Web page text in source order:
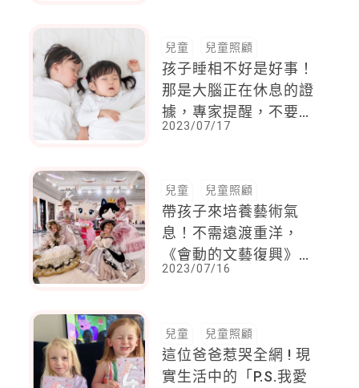
兒童 兒童照顧
孩子睡相不好是好事！
那是大腦正在休息的證
據，專家提醒，不要為
了調整姿勢，打斷睡眠
2023/07/17
兒童 兒童照顧
帶孩子來培養藝術氣
息！不需遠渡重洋，
《會動的文藝復興》首
度移師嘉義佐登妮絲城
2023/07/16
兒童 兒童照顧
這位爸爸惹哭全網 ! 現
實生活中的「P.S.我愛